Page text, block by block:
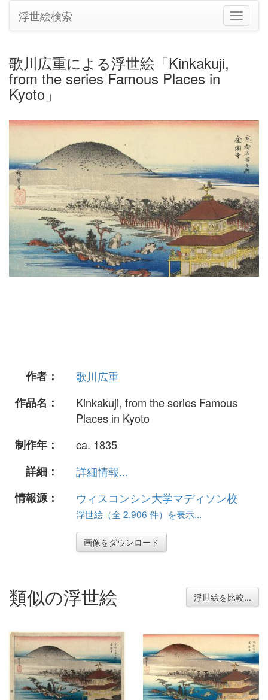
ナ
ビ
り
替
え
浮世絵検索
歌川広重による浮世絵「Kinkakuji,
from the series Famous Places in
Kyoto」
作者：
歌川広重
作品名：
Kinkakuji, from the series Famous
Places in Kyoto
制作年：
ca. 1835
詳細：
詳細情報...
情報源：
ウィスコンシン大学マディソン校
浮世絵（全 2,906 件）を表示...
画像をダウンロード
類似の浮世絵 浮世絵を比較...